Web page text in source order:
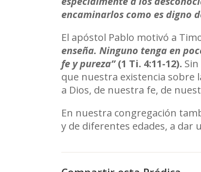
encaminarlos como es digno
El apóstol Pablo motivó a
enseña. Ninguno tenga en
fe y pureza”(1 Ti. 4:11-12).
que nuestra existencia sobre
a Dios, de nuestra fe, de
En nuestra congregación
y de diferentes edades, a dar